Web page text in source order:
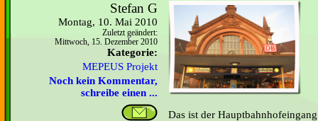
Stefan G
Montag, 10. Mai 2010
Zuletzt geändert:
Mittwoch, 15. Dezember 2010
Kategorie:
MEPEUS Projekt
Noch kein Kommentar,
schreibe einen ...
Das ist der